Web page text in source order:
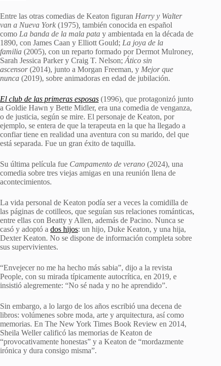
Entre las otras comedias de Keaton figuran Harry y Walter
van a Nueva York (1975) también conocida en español
como La banda de la mala pata y ambientada en la década de
1890, con James Caan y Elliott Gould; La joya de la
familia (2005), con un reparto formado por Dermot Mulroney,
Sarah Jessica Parker y Craig T. Nelson; Ático sin
ascensor(2014), junto a Morgan Freeman, y Mejor que
nunca (2019), sobre animadoras en edad de jubilación.
El club de las primeras esposas (1996), que protagonizó junto
a Goldie Hawn y Bette Midler, era una comedia de venganza,
o de justicia, según se mire. El personaje de Keaton, por
ejemplo, se entera de que la terapeuta en la que ha llegado a
confiar tiene en realidad una aventura con su marido, del que
está separada. Fue un gran éxito de taquilla.
Su última película fue Campamento de verano (2024), una
comedia sobre tres viejas amigas en una reunión llena de
acontecimientos.
La vida personal de Keaton podía ser a veces la comidilla de
las páginas de cotilleos, que seguían sus relaciones románticas,
entre ellas con Beatty y Allen, además de Pacino. Nunca se
casó y adoptó a dos hijos: un hijo, Duke Keaton, y una hija,
Dexter Keaton. No se dispone de información completa sobre
sus supervivientes.
“Envejecer no me ha hecho más sabia”, dijo a la revista
People, con su mirada típicamente autocrítica, en 2019, e
insistió alegremente: “No sé nada y no he aprendido”.
Sin embargo, a lo largo de los años escribió una decena de
libros: volúmenes sobre moda, arte y arquitectura, así como
memorias. En The New York Times Book Review en 2014,
Sheila Weller calificó las memorias de Keaton de
“provocativamente honestas” y a Keaton de “mordazmente
irónica y dura consigo misma”.